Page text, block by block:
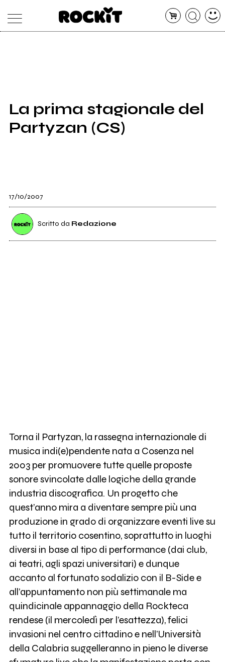
SHOP
RADIO
La prima stagionale del
Partyzan (CS)
17/10/2007
Scritto da Redazione
Torna il Partyzan, la rassegna internazionale di
musica indi(e)pendente nata a Cosenza nel
2003 per promuovere tutte quelle proposte
sonore svincolate dalle logiche della grande
industria discografica. Un progetto che
quest’anno mira a diventare sempre più una
produzione in grado di organizzare eventi live su
tutto il territorio cosentino, soprattutto in luoghi
diversi in base al tipo di performance (dai club,
ai teatri, agli spazi universitari) e dunque
accanto al fortunato sodalizio con il B-Side e
all’appuntamento non più settimanale ma
quindicinale appannaggio della Rockteca
rendese (il mercoledì per l’esattezza), felici
invasioni nel centro cittadino e nell’Università
della Calabria suggelleranno in pieno le diverse